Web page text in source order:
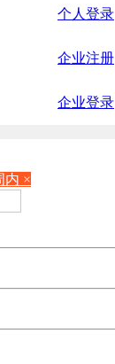
个人登录
企业注册
企业登录
内 ×